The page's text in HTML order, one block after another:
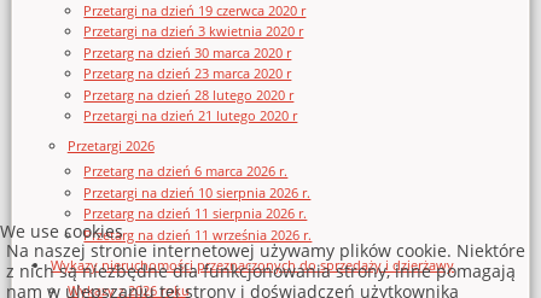
Przetargi na dzień 19 czerwca 2020 r
Przetargi na dzień 3 kwietnia 2020 r
Przetarg na dzień 30 marca 2020 r
Przetarg na dzień 23 marca 2020 r
Przetarg na dzień 28 lutego 2020 r
Przetargi na dzień 21 lutego 2020 r
Przetargi 2026
Przetarg na dzień 6 marca 2026 r.
Przetargi na dzień 10 sierpnia 2026 r.
Przetarg na dzień 11 sierpnia 2026 r.
Przetarg na dzień 11 września 2026 r.
Wykazy nieruchomości przeznaczonych do sprzedaży i dzierżawy
Wykazy z 2026 roku
We use cookies
Na naszej stronie internetowej używamy plików cookie. Niektóre
z nich są niezbędne dla funkcjonowania strony, inne pomagają
nam w ulepszaniu tej strony i doświadczeń użytkownika